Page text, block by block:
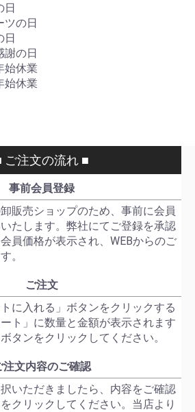
日
の日
日
の日
始休業
始休業
ご注文の流れ ■
事前会員登録
販売ショップのため、事前に会員
たします。弊社にてご登録を承認
員価格が表示され、WEBからのご
。
ご注文
に入れる」ボタンをクリックする
ト」に数量と金額が表示されます
タンをクリックしてください。
注文内容のご確認
いただきましたら、内容をご確認
クリックしてください。当店より